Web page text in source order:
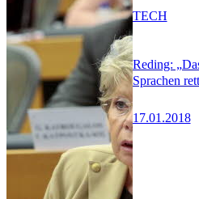
Reding:
Sprachen
17.01.2018
TECH